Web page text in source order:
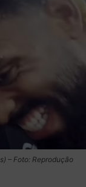
– Foto: Reprodução